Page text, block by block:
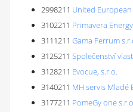
2998211 United
3102211 Primavera
3111211 Gama Ferrum
3125211 Společenství
3128211 Evocue, s.r.o.
3140211 MH servis Mladé
3177211 PomeGy one